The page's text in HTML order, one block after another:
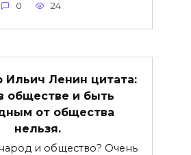
0 24
Ильич Ленин цитата:
обществе и быть
от общества
нельзя.
и общество? Очень